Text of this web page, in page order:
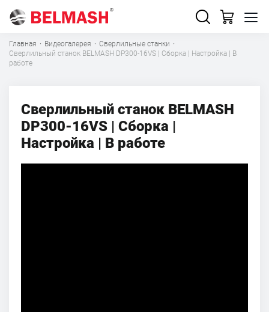
Главная · Видеогалерея · Сверлильные станки ·
Сверлильный станок BELMASH DP300-16VS | Сборка | Настройка | В
работе
Сверлильный станок BELMASH
DP300-16VS | Сборка |
Настройка | В работе